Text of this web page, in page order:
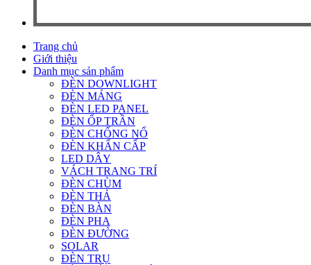
Trang chủ
Giới thiệu
Danh mục sản phẩm
ĐÈN DOWNLIGHT
ĐÈN MÁNG
ĐÈN LED PANEL
ĐÈN ỐP TRẦN
ĐÈN CHỐNG NỔ
ĐÈN KHẨN CẤP
LED DÂY
VÁCH TRANG TRÍ
ĐÈN CHÙM
ĐÈN THẢ
ĐÈN BÀN
ĐÈN PHA
ĐÈN ĐƯỜNG
SOLAR
ĐÈN TRỤ